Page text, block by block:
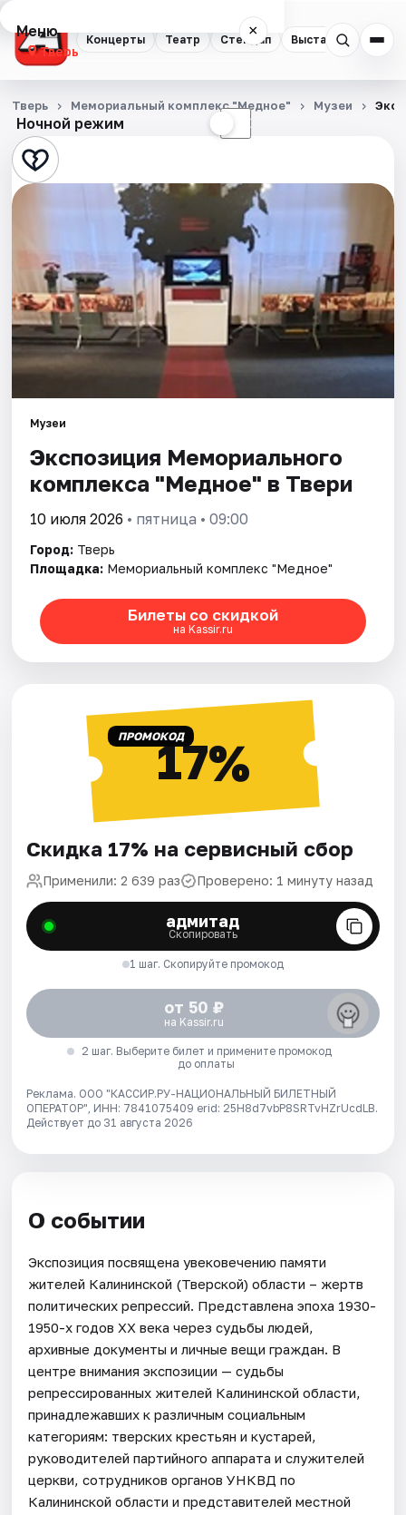
Концерты Театр Стендап Выставки
Меню ×
Тверь
Концерты
Театр
Стендап
Квесты
Экскурсии
Спорт
Города
Площадки
Рейтинги
Ночной режим ☾
Тверь Мемориальный комплекс "Медное" Музеи
Музеи
Экспозиция Мемориального
комплекса "Медное" в Твери
10 июля 2026 • пятница • 09:00
Город: Тверь
Площадка: Мемориальный комплекс "Медное"
Билеты со скидкой
на Kassir.ru
ПРОМОКОД17%
Скидка 17% на сервисный сбор
Применили: 2 639 раз Проверено: 1 минуту назад
адмитад
Скопировать
1 шаг. Скопируйте промокод
от 50 ₽
на Kassir.ru
2 шаг. Выберите билет и примените промокод
до оплаты
Реклама. ООО "КАССИР.РУ-НАЦИОНАЛЬНЫЙ БИЛЕТНЫЙ
ОПЕРАТОР", ИНН: 7841075409 erid: 25H8d7vbP8SRTvHZrUcdLB.
Действует до 31 августа 2026
О событии
Экспозиция посвящена увековечению памяти
жителей Калининской (Тверской) области – жертв
политических репрессий. Представлена эпоха 1930-
1950-х годов ХХ века через судьбы людей,
архивные документы и личные вещи граждан. В
центре внимания экспозиции — судьбы
репрессированных жителей Калининской области,
принадлежавших к различным социальным
категориям: тверских крестьян и кустарей,
руководителей партийного аппарата и служителей
церкви, сотрудников органов УНКВД по
Калининской области и представителей местной